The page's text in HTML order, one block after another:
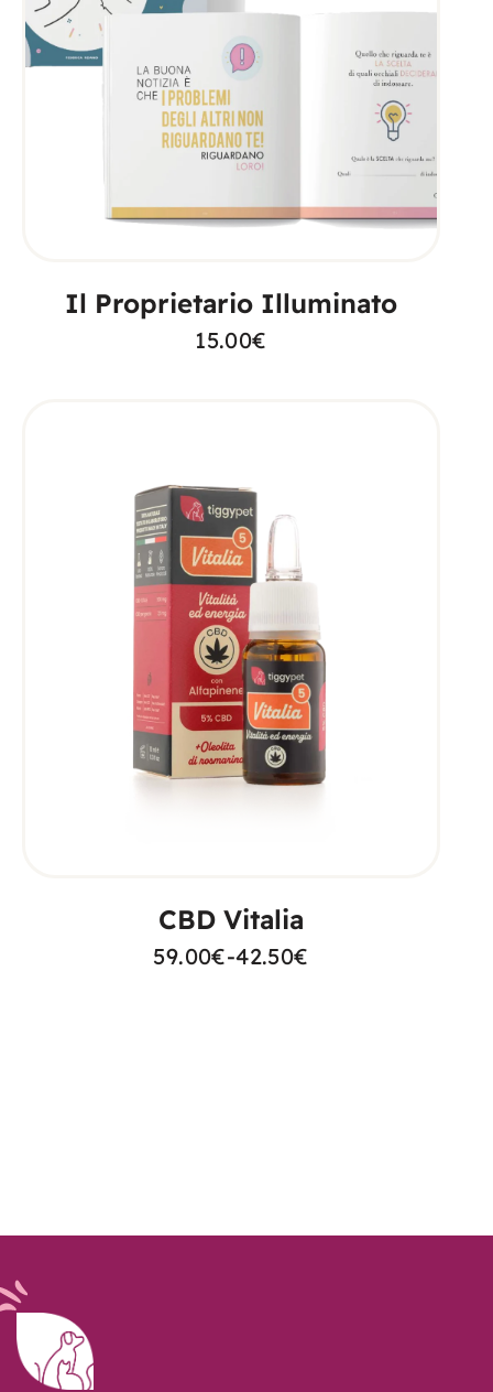
AGGIUNGI AL CARRELLO
Il Proprietario Illuminato
15.00€
CBD Vitalia
42.50€
-
59.00€